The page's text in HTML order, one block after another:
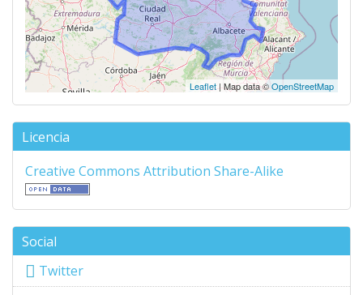
Leaflet| Map data ©OpenStreetMap
Licencia
Creative Commons Attribution Share-Alike
Social
Twitter